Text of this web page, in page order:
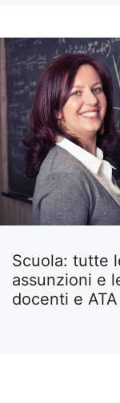
Scuola: tutte
assunzioni e
docenti e ATA